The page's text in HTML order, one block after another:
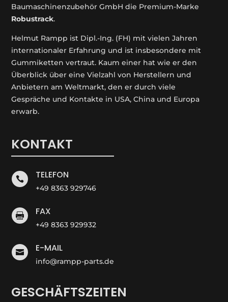
Baumaschinenzubehör GmbH die Premium-Marke
Robustrack.
Helmut Rampp ist Dipl.-Ing. (FH) mit vielen Jahren
internationaler Erfahrung und ist insbesondere mit
Gummiketten vertraut. Kaum einer hat wie er den
Überblick über eine Vielzahl von Herstellern und
Anbietern am Weltmarkt, den er durch viele
Gespräche und Kontakte in USA, China und Europa
erwarb.
KONTAKT
 TELEFON
+49 8363 929746
 FAX
+49 8363 929932
 E-MAIL
info@rampp-parts.de
GESCHÄFTSZEITEN